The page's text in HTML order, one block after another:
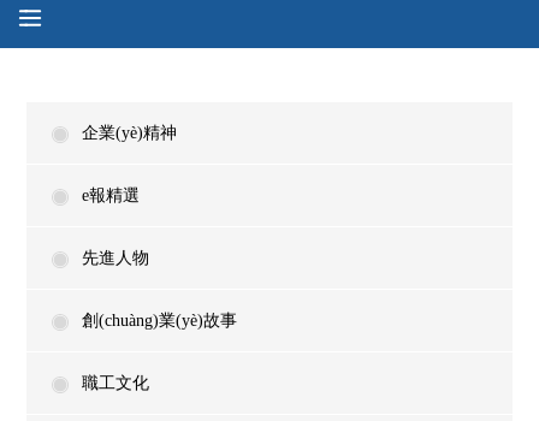
企業(yè)精神
e報精選
先進人物
創(chuàng)業(yè)故事
職工文化